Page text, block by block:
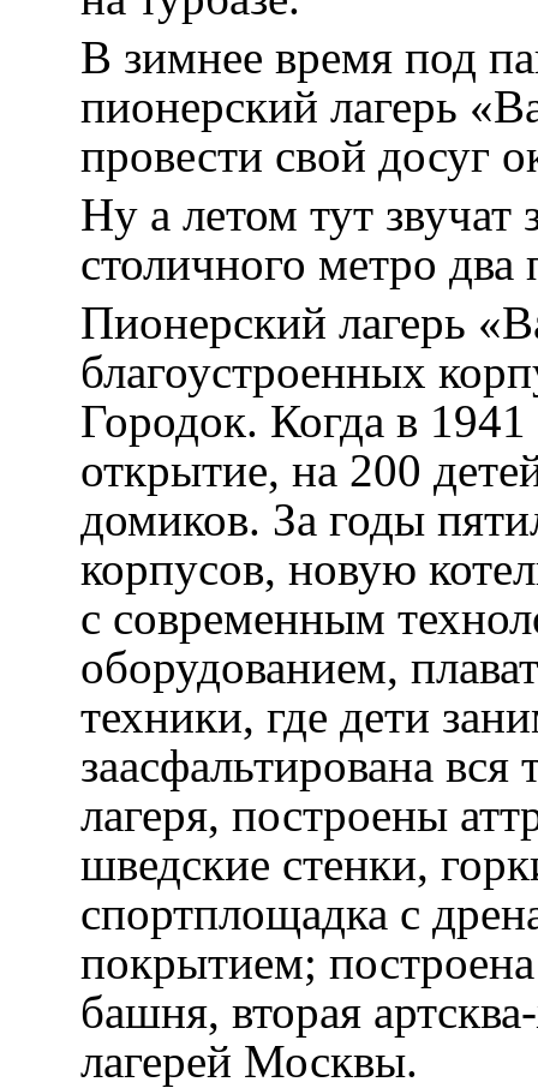
В зимнее время под
пионерский лагерь
провести свой досуг
Ну а летом тут звучат
столичного метро два
Пионерский лагерь
благоустроенных
Городок. Когда в 1941
открытие, на 200
домиков. За годы
корпусов, новую
с современным
оборудованием,
техники, где дети
заасфальтирована
лагеря, построены
шведские стенки,
спортплощадка с
покрытием;
башня, вторая
лагерей Москвы.